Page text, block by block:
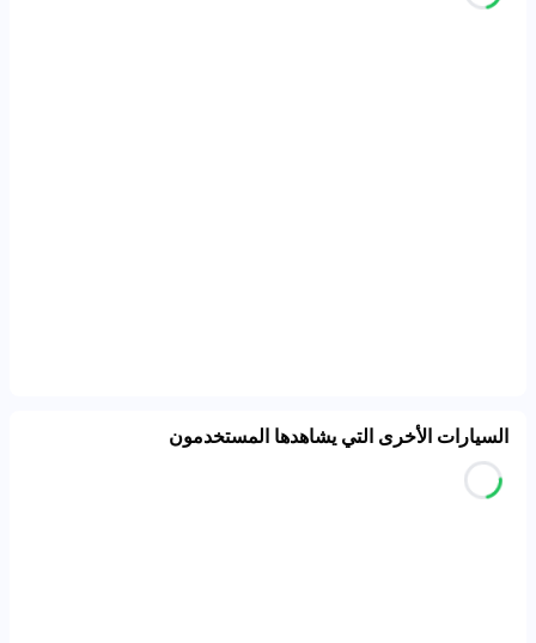
السيارات الأخرى التي يشاهدها المستخدمون